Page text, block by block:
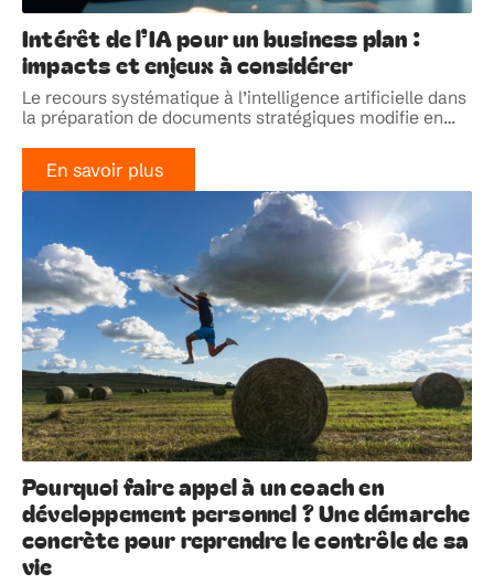
Intérêt de l’IA pour un business plan :
impacts et enjeux à considérer
Le recours systématique à l’intelligence artificielle dans
la préparation de documents stratégiques modifie en…
En savoir plus
Pourquoi faire appel à un coach en
développement personnel ? Une démarche
concrète pour reprendre le contrôle de sa
vie